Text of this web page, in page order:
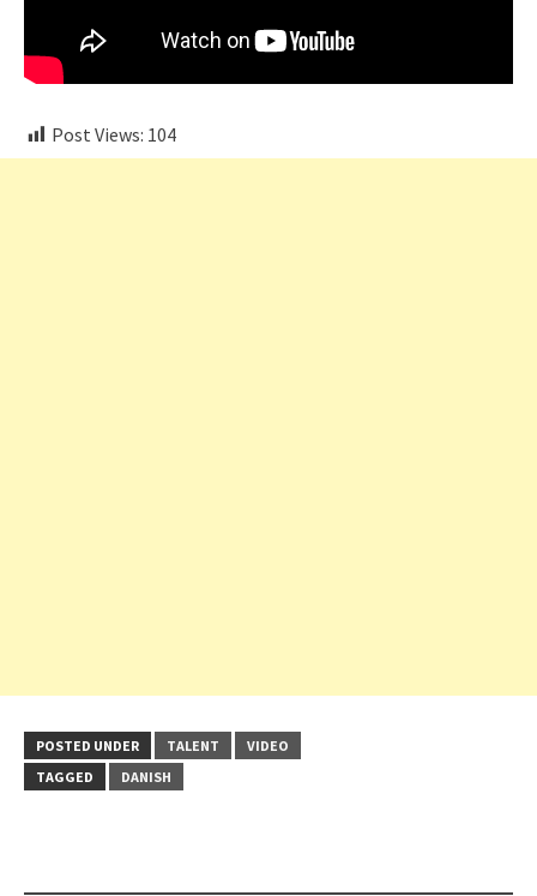
Post Views: 104
POSTED UNDER TALENT
VIDEO
TAGGED
DANISH